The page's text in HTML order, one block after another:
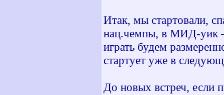
Итак, мы стартовали,
нац.чемпы, в МИД-уик
играть будем
стартует уже в
До новых встреч, если